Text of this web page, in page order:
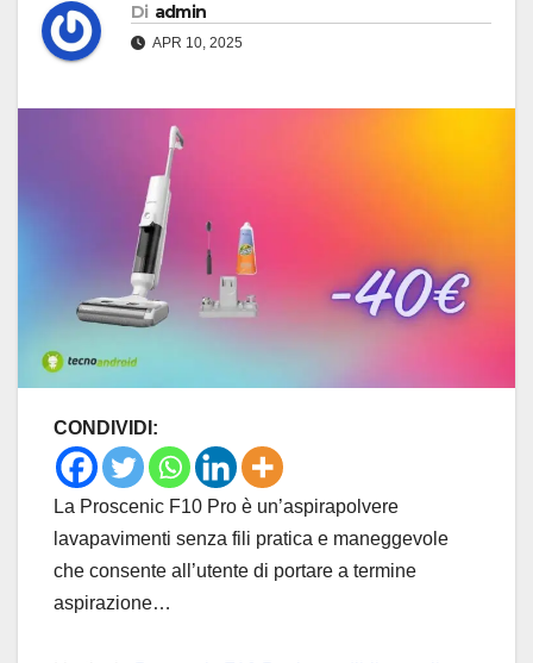
Di admin
APR 10, 2025
CONDIVIDI:
La Proscenic F10 Pro è un’aspirapolvere
lavapavimenti senza fili pratica e maneggevole
che consente all’utente di portare a termine
aspirazione…